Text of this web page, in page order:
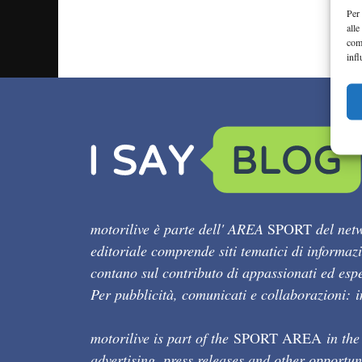
motorilive è parte dell' AREA SPORT del
editoriale comprende siti tematici di
contano sul contributo di appassionati ed
Per pubblicità, comunicati e collaborazioni:
motorilive is part of the SPORT AREA in